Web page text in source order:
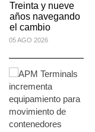
Treinta y nueve
años navegando
el cambio
05 AGO 2026